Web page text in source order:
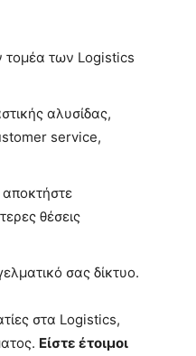
τομέα των Logistics
αλυσίδας,
service,
αποκτήστε
θέσεις
σας δίκτυο.
στα Logistics,
Είστε έτοιμοι